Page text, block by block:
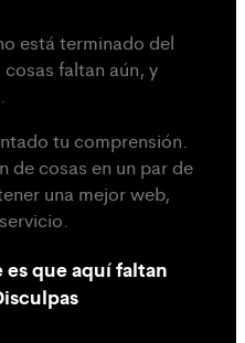
está terminado del
faltan aún, y
tu comprensión.
de cosas en un par de
una mejor web,
es que aquí faltan